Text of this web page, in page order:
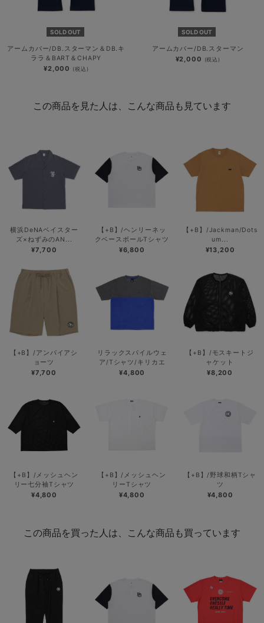
SOLD OUT
アームカバー/DB.スターマン＆DB.キ
ララ＆BART＆CHAPY
¥2,000 (税込)
SOLD OUT
アームカバー/DB.スターマン
¥2,000 (税込)
この商品を見た人は、こんな商品も見ています
横浜DeNAベイスター
ズ×ねずみのAN...
¥7,700
【+B】/ヘンリーネッ
クベースボールTシャツ
¥6,800
【+B】/Jackman/Dots
um...
¥13,200
【+B】/アンパイアシ
ョーツ
¥7,700
リラックスパイルウェ
ア/Tシャツ/キリカエ
¥4,800
【+B】/モスキートジ
ャケット
¥8,200
【+B】/メッシュヘン
リー七分袖Tシャツ
¥4,800
【+B】/メッシュヘン
リーTシャツ
¥4,800
【+B】/野球和柄Tシャ
ツ
¥4,800
この商品を買った人は、こんな商品も買っています